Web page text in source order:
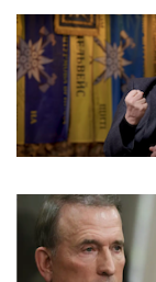
" />